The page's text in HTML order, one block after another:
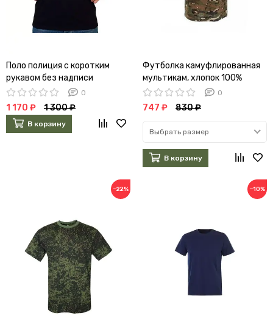
Поло полиция с коротким
рукавом без надписи
0
1 170 ₽ 1 300 ₽
В корзину
Футболка камуфлированная
мультикам, хлопок 100%
0
747 ₽ 830 ₽
Выбрать размер
В корзину
−22% −10%